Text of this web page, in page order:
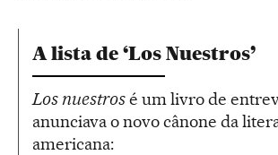
A lista de ‘Los Nuestros’
Los nuestrosé um livro de
anunciava o novo cânone da
americana: